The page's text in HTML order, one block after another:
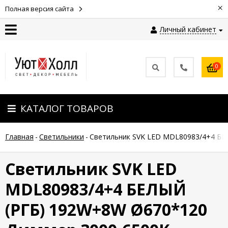
Полная версия сайта ×
Личный кабинет
Оплата
Доставка
Гарантия
возврат
Новости
Полезные
0
КАТАЛОГ ТОВАРОВ
Главная - Светильники - Светильник SVK LED MDL80983/4+4
Светильник SVK LED
MDL80983/4+4 БЕЛЫЙ
(РГБ) 192W+8W Ø670*120